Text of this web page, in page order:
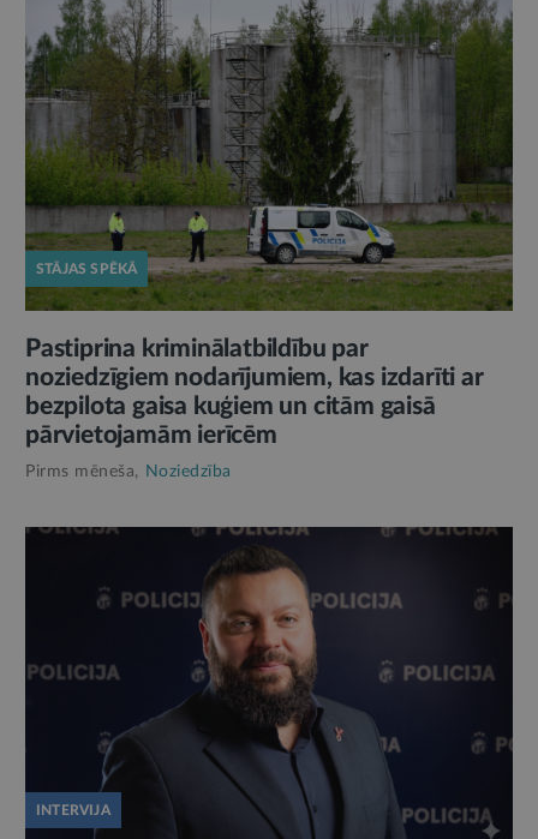
STĀJAS SPĒKĀ
Pastiprina kriminālatbildību par
noziedzīgiem nodarījumiem, kas izdarīti ar
bezpilota gaisa kuģiem un citām gaisā
pārvietojamām ierīcēm
Pirms mēneša, Noziedzība
INTERVIJA